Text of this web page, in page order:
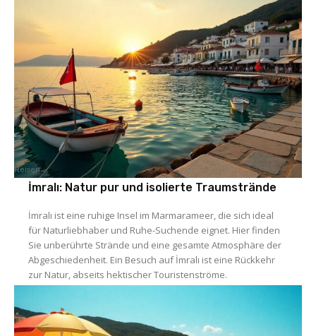
Reisen
İmralı: Natur pur und isolierte Traumstrände
İmralı ist eine ruhige Insel im Marmarameer, die sich ideal
für Naturliebhaber und Ruhe-Suchende eignet. Hier finden
Sie unberührte Strände und eine gesamte Atmosphäre der
Abgeschiedenheit. Ein Besuch auf İmralı ist eine Rückkehr
zur Natur, abseits hektischer Touristenströme.